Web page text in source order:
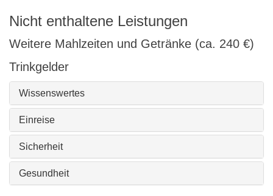
Nicht enthaltene Leistungen
Weitere Mahlzeiten und Getränke (ca. 240 €)
Trinkgelder
Wissenswertes
Einreise
Sicherheit
Gesundheit